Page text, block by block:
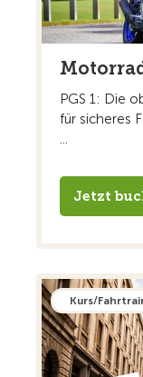
PGS 1: Die
für sicheres
...
Jetzt
Kurs/